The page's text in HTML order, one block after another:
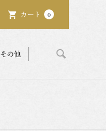
カート 0
その他